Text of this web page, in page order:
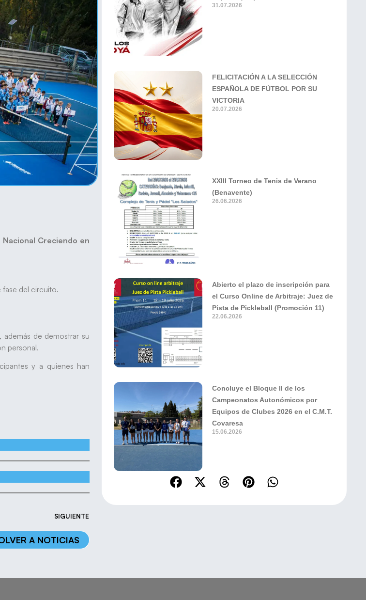
Nacional Creciendo en
fase del circuito.
de demostrar su
personal.
y a quienes han
SIGUIENTE
A NOTICIAS
31.07.2026
FELICITACIÓN A LA SELECCIÓN
ESPAÑOLA DE FÚTBOL POR SU
VICTORIA
20.07.2026
XXIII Torneo de Tenis de Verano
(Benavente)
26.06.2026
Abierto el plazo de inscripción para
el Curso Online de Arbitraje: Juez de
Pista de Pickleball (Promoción 11)
22.06.2026
Concluye el Bloque II de los
Campeonatos Autonómicos por
Equipos de Clubes 2026 en el C.M.T.
Covaresa
15.06.2026